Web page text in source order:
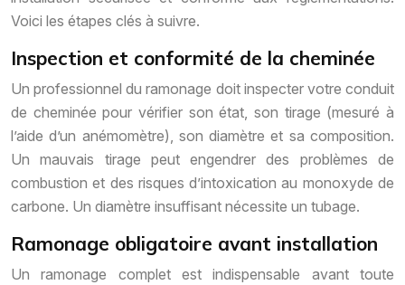
Voici les étapes clés à suivre.
Inspection et conformité de la cheminée
Un professionnel du ramonage doit inspecter votre conduit
de cheminée pour vérifier son état, son tirage (mesuré à
l’aide d’un anémomètre), son diamètre et sa composition.
Un mauvais tirage peut engendrer des problèmes de
combustion et des risques d’intoxication au monoxyde de
carbone. Un diamètre insuffisant nécessite un tubage.
Ramonage obligatoire avant installation
Un ramonage complet est indispensable avant toute